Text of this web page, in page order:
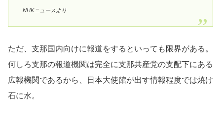
NHKニュースより
ただ、支那国内向けに報道をするといっても限界がある。
何しろ支那の報道機関は完全に支那共産党の支配下にある
広報機関であるから、日本大使館が出す情報程度では焼け
石に水。